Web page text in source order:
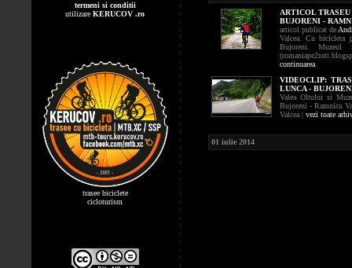
termeni si conditii
utilizare KERUCOV .ro
trasee biciclete
cicloturism
ARTICOL
BUJORENI -
articol publicat de
Valcea. Cu bicicleta
Bujoreni. Muzeul
continuarea
VIDEOCLIP:
LUNCA -
Valea Oltului si
Bujoreni - Ramnicu
Valcea | vezi toate
01 iulie 2014